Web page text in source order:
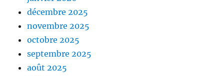
décembre 2025
novembre 2025
octobre 2025
septembre 2025
août 2025